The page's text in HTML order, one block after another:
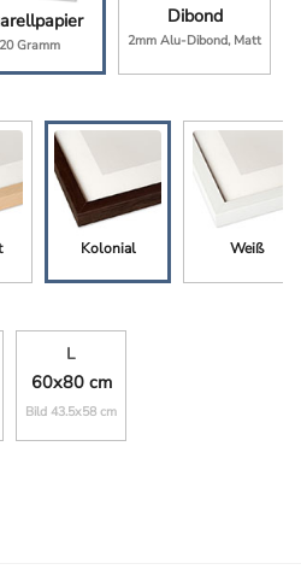
Gramm
Dibond
2mm Alu-Dibond, Matt
Kolonial Weiß
L
60x80 cm
Bild 43.5x58 cm